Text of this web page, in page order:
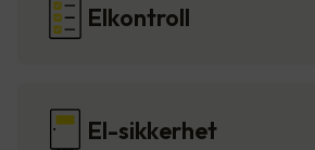
Elkontroll
El-sikkerhet